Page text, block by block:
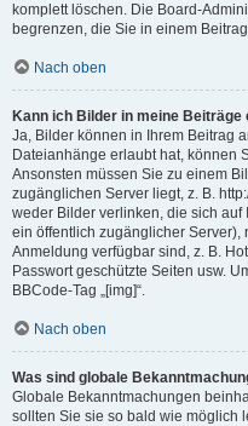
komplett löschen. Die Board-
begrenzen, die Sie in einem
Nach oben
Kann ich Bilder in meine Beiträge
Ja, Bilder können in Ihrem Beitrag
Dateianhänge erlaubt hat, können
Ansonsten müssen Sie zu einem
zugänglichen Server liegt, z. B.
weder Bilder verlinken, die sich
ein öffentlich zugänglicher
Anmeldung verfügbar sind, z. B.
Passwort geschützte Seiten usw.
BBCode-Tag „[img]“.
Nach oben
Was sind globale
Globale Bekanntmachungen
sollten Sie sie so bald wie möglich